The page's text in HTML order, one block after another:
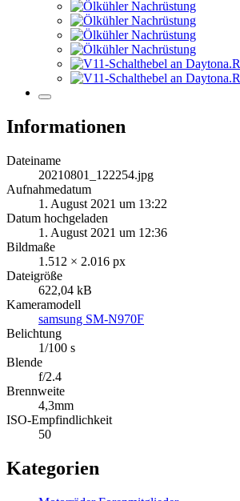
Informationen
Dateiname
20210801_122254.jpg
Aufnahmedatum
1. August 2021 um 13:22
Datum hochgeladen
1. August 2021 um 12:36
Bildmaße
1.512 × 2.016 px
Dateigröße
622,04 kB
Kameramodell
samsung SM-N970F
Belichtung
1/100 s
Blende
f/2.4
Brennweite
4,3mm
ISO-Empfindlichkeit
50
Kategorien